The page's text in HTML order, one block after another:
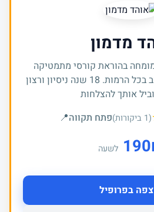
מדמון
בהוראת קורסי מתמטיקה
להנדסות ומדעי המחשב בכל הרמות. 18 שנה ניסיון ורצון
אותך להצלחות
(1 ביקורות) פתח תקווה📍
190 לשעה
צפה בפרופיל